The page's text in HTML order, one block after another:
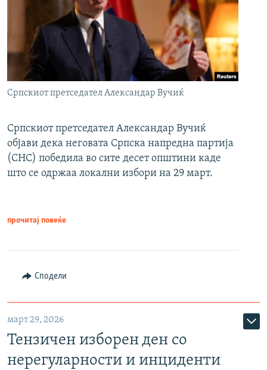
Српскиот претседател Александар Вучиќ
Српскиот претседател Александар Вучиќ
објави дека неговата Српска напредна партија
(СНС) победила во сите десет општини каде
што се одржаа локални избори на 29 март.
прочитај повеќе
Сподели
март 29, 2026
Тензичен изборен ден со
нерегуларности и инциденти